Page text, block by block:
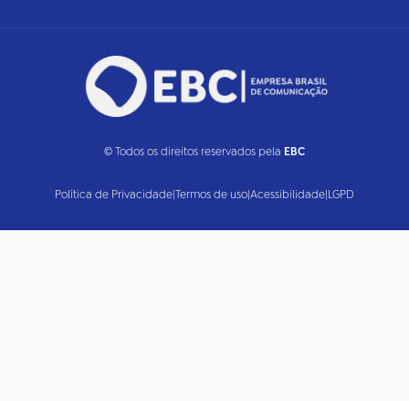
© Todos os direitos reservados pela EBC
Política de Privacidade|Termos de uso|Acessibilidade|LGPD